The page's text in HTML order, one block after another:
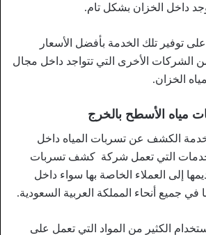
داخل الخزان بشكل تام.
توفير تلك الخدمة بأفضل الأسعار
الشركات الأخرى التي تتواجد داخل مجال
الخزان.
الأسطح بالخرج
خدمة الكشف عن تسربات المياه داخل
التي تعمل شركة كشف تسربات
إلى العملاء الخاصة بها سواء داخل
في جميع أنحاء المملكة العربية السعودية.
الكثير من المواد التي تعمل على